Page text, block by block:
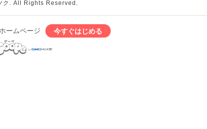
ク . All Rights Reserved.
ームページ 今すぐはじめる